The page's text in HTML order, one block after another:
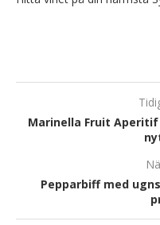
Marinella Fruit
Pepparbiff med